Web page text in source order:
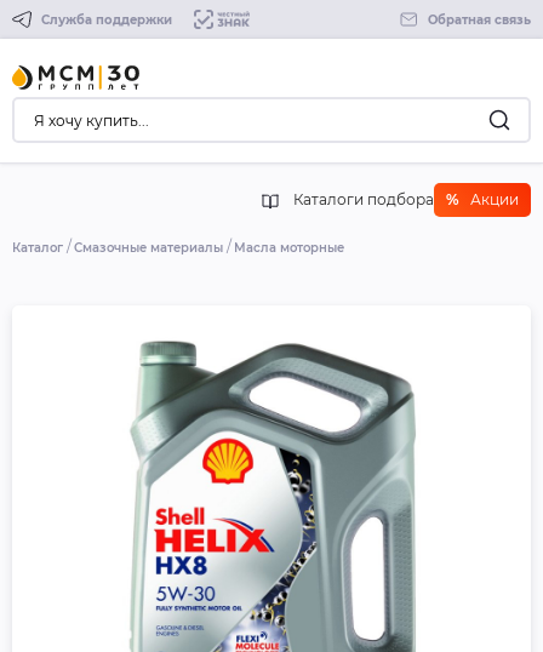
Служба поддержки Обратная связь
Каталоги подбора % Акции
Каталог Смазочные материалы Масла моторные